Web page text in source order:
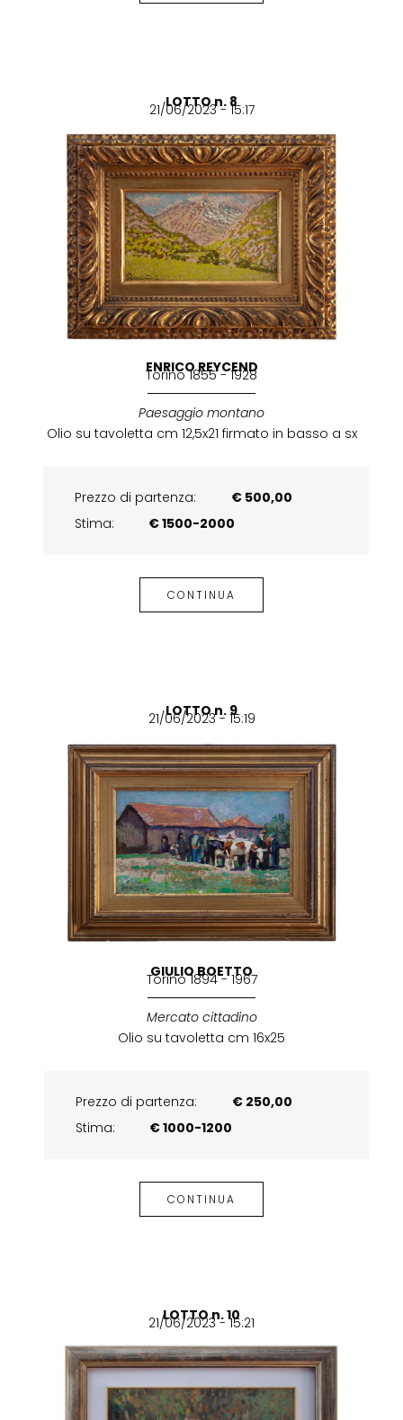
LOTTO n. 8
21/06/2023 - 15:17
ENRICO REYCEND
Torino 1855 - 1928
Paesaggio montano
Olio su tavoletta cm 12,5x21 firmato in basso a sx
Prezzo di partenza:
€ 500,00
Stima:
€ 1500-2000
CONTINUA
LOTTO n. 9
21/06/2023 - 15:19
GIULIO BOETTO
Torino 1894 - 1967
Mercato cittadino
Olio su tavoletta cm 16x25
Prezzo di partenza:
€ 250,00
Stima:
€ 1000-1200
CONTINUA
LOTTO n. 10
21/06/2023 - 15:21